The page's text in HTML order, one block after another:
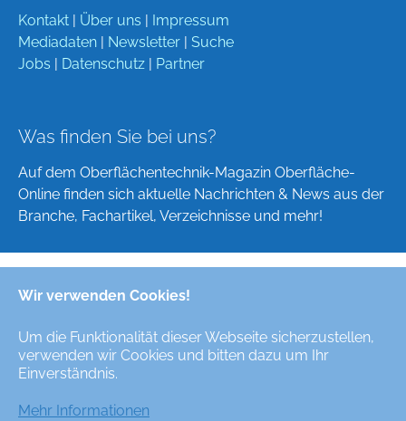
Wir verwenden Cookies!
Um die Funktionalität dieser Webseite sicherzustellen,
verwenden wir Cookies und bitten dazu um Ihr
Einverständnis.
Mehr Informationen
Kontakt Über uns
Impressum
Mediadaten
Newsletter
Suche
Jobs
Datenschutz Partner
Was finden Sie bei uns?
Auf dem Oberflächentechnik-Magazin Oberfläche-
Online finden sich aktuelle Nachrichten & News aus der
Branche, Fachartikel, Verzeichnisse und mehr!
Deutsch
Alle Rechte/All Rights Reserved © Oberfläche-Online,
das digitale Oberflächentechnik-Magazin / the digital
surface technologies magazine